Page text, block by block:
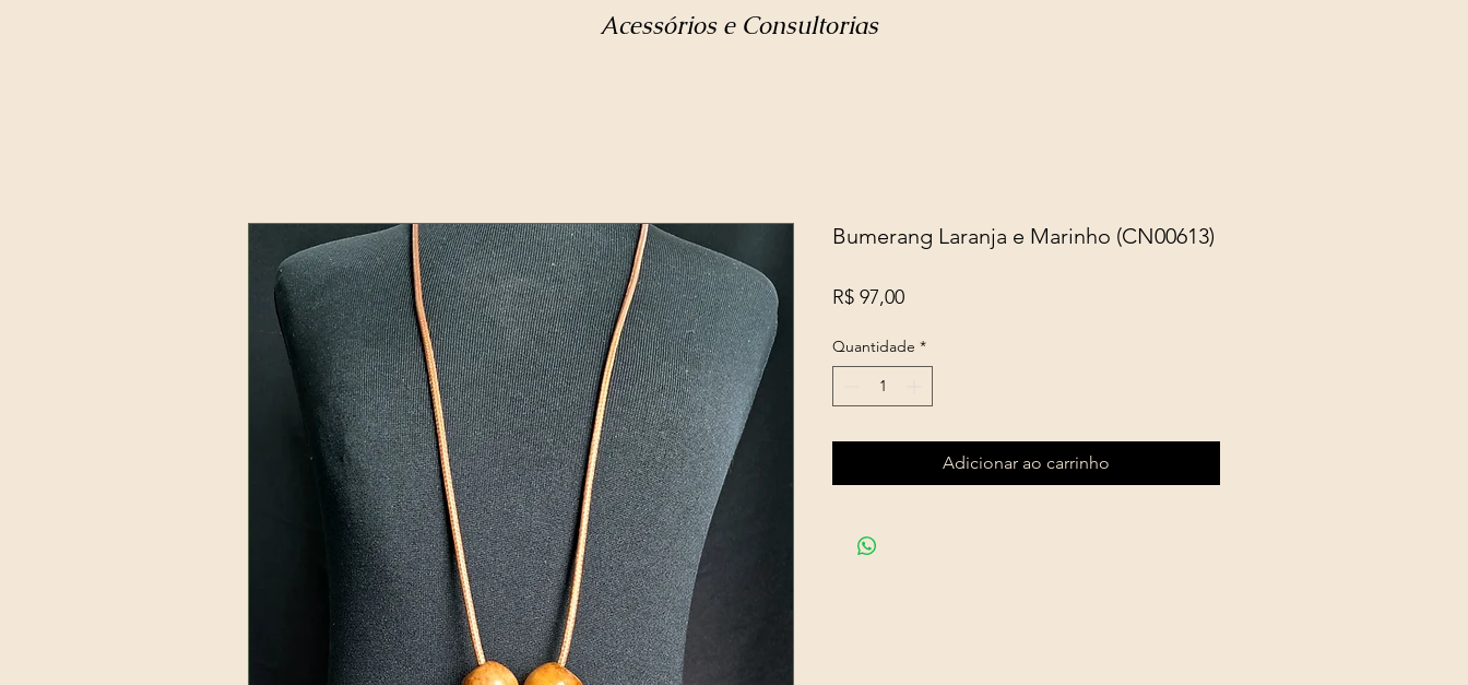
Acessórios e Consultorias
Bumerang Laranja e Marinho (CN00613)
R$ 97,00Preço
Quantidade *
Adicionar ao carrinho